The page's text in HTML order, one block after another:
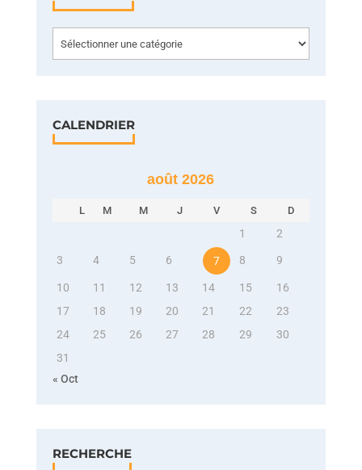
CALENDRIER
août 2026
L M M J V S D
1 2
3 4 5 6 7 8 9
10 11 12 13 14 15
16
17
18 19 20 21 22
23
24
25 26 27 28 29
30
31
« Oct
RECHERCHE